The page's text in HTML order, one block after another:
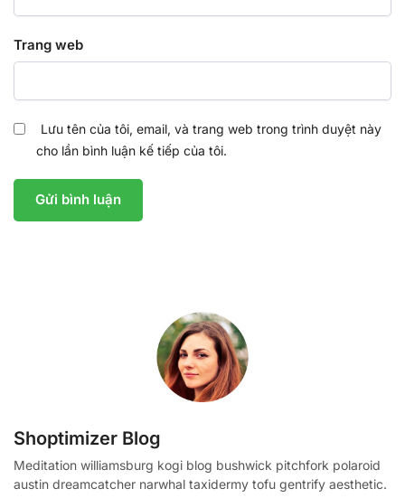
Trang web
Lưu tên của tôi, email, và trang web trong trình duyệt này
cho lần bình luận kế tiếp của tôi.
Shoptimizer Blog
Meditation williamsburg kogi blog bushwick pitchfork polaroid
austin dreamcatcher narwhal taxidermy tofu gentrify aesthetic.